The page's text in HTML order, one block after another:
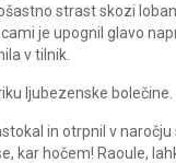
strast skozi
je upognil glavo
v tilnik.
ljubezenske bolečine.
in otrpnil v naročju
kar hočem! Raoule,